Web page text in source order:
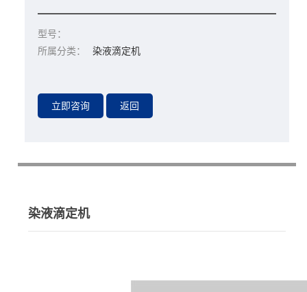
型号：
所属分类：
染液滴定机
染液滴定机